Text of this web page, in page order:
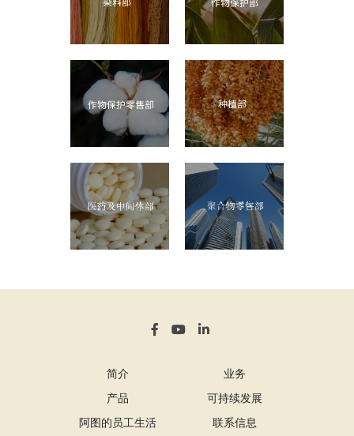
简介 业务
产品 可持续发展
阿图的员工生活 联系信息